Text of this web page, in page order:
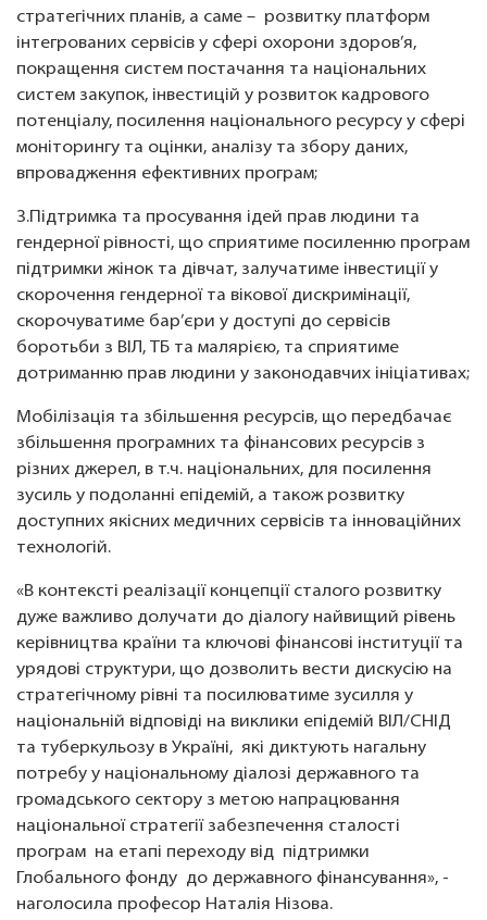
стратегічних планів, а саме – розвитку платформ
інтегрованих сервісів у сфері охорони здоров’я,
покращення систем постачання та національних
систем закупок, інвестицій у розвиток кадрового
потенціалу, посилення національного ресурсу у сфері
моніторингу та оцінки, аналізу та збору даних,
впровадження ефективних програм;
3.Підтримка та просування ідей прав людини та
гендерної рівності, що сприятиме посиленню програм
підтримки жінок та дівчат, залучатиме інвестиції у
скорочення гендерної та вікової дискримінації,
скорочуватиме бар’єри у доступі до сервісів
боротьби з ВІЛ, ТБ та малярією, та сприятиме
дотриманню прав людини у законодавчих ініціативах;
Мобілізація та збільшення ресурсів, що передбачає
збільшення програмних та фінансових ресурсів з
різних джерел, в т.ч. національних, для посилення
зусиль у подоланні епідемій, а також розвитку
доступних якісних медичних сервісів та інноваційних
технологій.
«В контексті реалізації концепції сталого розвитку
дуже важливо долучати до діалогу найвищий рівень
керівництва країни та ключові фінансові інституції та
урядові структури, що дозволить вести дискусію на
стратегічному рівні та посилюватиме зусилля у
національній відповіді на виклики епідемій ВІЛ/СНІД
та туберкульозу в Україні, які диктують нагальну
потребу у національному діалозі державного та
громадського сектору з метою напрацювання
національної стратегії забезпечення сталості
програм на етапі переходу від підтримки
Глобального фонду до державного фінансування», -
наголосила професор Наталія Нізова.